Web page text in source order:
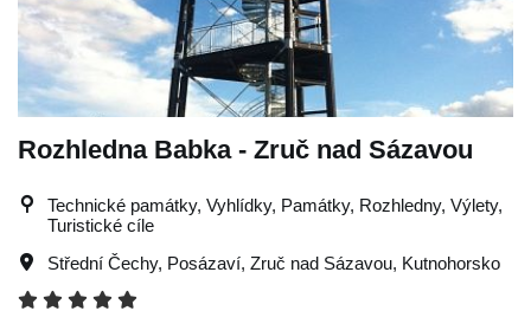
Rozhledna Babka - Zruč nad Sázavou
Technické památky, Vyhlídky, Památky, Rozhledny, Výlety,
Turistické cíle
Střední Čechy, Posázaví, Zruč nad Sázavou, Kutnohorsko